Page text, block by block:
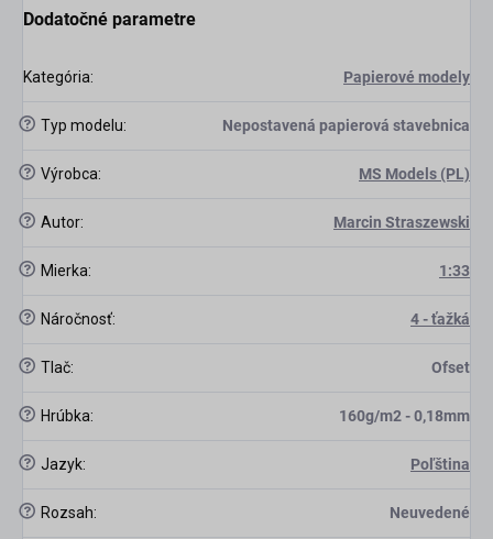
Dodatočné parametre
Kategória: Papierové modely
? Typ modelu: Nepostavená papierová stavebnica
? Výrobca: MS Models (PL)
? Autor: Marcin Straszewski
? Mierka: 1:33
? Náročnosť: 4 - ťažká
? Tlač: Ofset
? Hrúbka: 160g/m2 - 0,18mm
? Jazyk: Poľština
? Rozsah: Neuvedené